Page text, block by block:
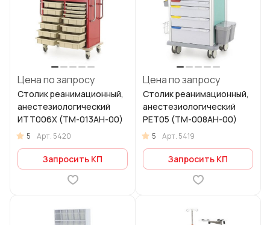
Цена по запросу
Столик реанимационный,
анестезиологический
ИТТ006Х (ТМ-013АН-00)
5 Арт. 5420
Запросить КП
Цена по запросу
Столик реанимационный,
анестезиологический
РЕТ05 (ТМ-008АН-00)
5 Арт. 5419
Запросить КП